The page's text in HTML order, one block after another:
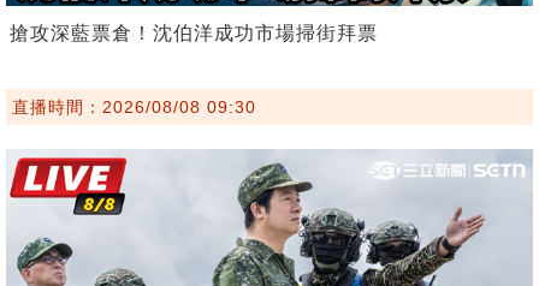
搶攻深藍票倉！沈伯洋成功市場掃街拜票
直播時間：2026/08/08 09:30